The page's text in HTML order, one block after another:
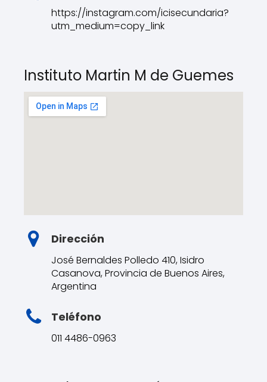
https://instagram.com/icisecundaria?
utm_medium=copy_link
Instituto Martin M de Guemes
Dirección
José Bernaldes Polledo 410, Isidro
Casanova, Provincia de Buenos Aires,
Argentina
Teléfono
011 4486-0963